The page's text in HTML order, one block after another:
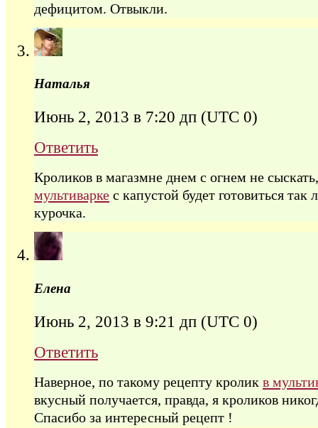
дефицитом. Отвыкли.
Наталья
Июнь 2, 2013 в 7:20 дп (UTC 0)
Ответить
Кроликов в магазмне днем с огнем не
мультиварке с капустой будет готовиться
курочка.
Елена
Июнь 2, 2013 в 9:21 дп (UTC 0)
Ответить
Наверное, по такому рецепту кролик в
вкусный получается, правда, я кроликов
Спасибо за интересный рецепт !